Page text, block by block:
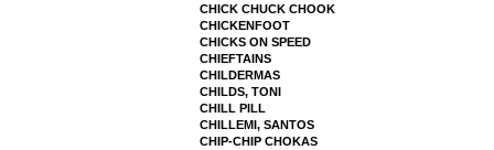
CHICK CHUCK CHOOK
CHICKENFOOT
CHICKS ON SPEED
CHIEFTAINS
CHILDERMAS
CHILDS, TONI
CHILL PILL
CHILLEMI, SANTOS
CHIP-CHIP CHOKAS